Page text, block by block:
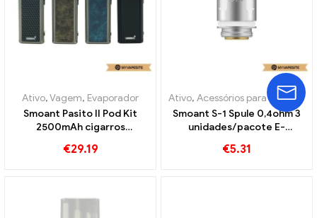
Ativo,Vagem, Evaporador
Smoant Pasito II Pod Kit
2500mAh cigarros
Personalizado
€29.19
Ativo, Acessórios para cigarros eletrônicos
Smoant S-1 Spule 0,4ohm 3
unidades/pacote E-
Personalizado
€5.31